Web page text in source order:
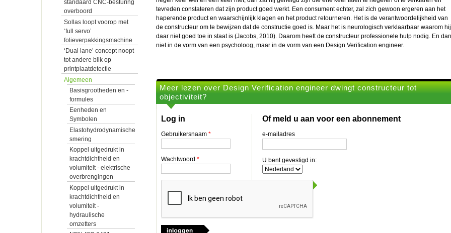
standaard CNC-besturing
overboord
Sollas loopt voorop met
‘full servo’
folieverpakkingsmachine
‘Dual lane’ concept noopt
tot andere blik op
printplaatdetectie
Algemeen
Basisgrootheden en -
formules
Eenheden en
Symbolen
Elastohydrodynamische
smering
Koppel uitgedrukt in
krachtdichtheid en
volumiteit - elektrische
overbrengingen
Koppel uitgedrukt in
krachtdichtheid en
volumiteit -
hydraulische
omzetters
tevreden constateren dat zijn product goed werkt. Een consument echter, zal zich gewoon ergeren aan het
haperende product en waarschijnlijk klagen en het product retourneren. Het is de verantwoordelijkheid van
de constructeur om te bewijzen dat de constructie goed is. Maar het is neurologisch verklaarbaar waarom hij
daar niet goed toe in staat is (Jacobs, 2010). Daarom heeft de constructeur professionele hulp nodig. En dan
niet in de vorm van een psycholoog, maar in de vorm van een Design Verification engineer.
Meer lezen over Design Verification engineer dwingt constructeur tot
objectiviteit?
Log in
Gebruikersnaam *
Wachtwoord *
Of meld u aan voor een abonnement
e-mailadres
U bent gevestigd in: